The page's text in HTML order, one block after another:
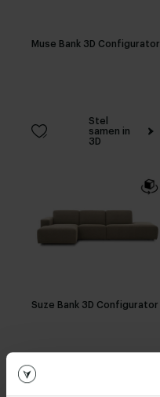
Muse Bank 3D Configurator
Stel
samen in
3D
Suze Bank 3D Configurator